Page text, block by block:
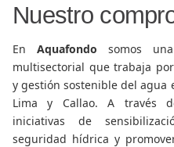
Nuestro
En Aquafondo somos
multisectorial que trabaja
y gestión sostenible del agua
Lima y Callao. A través
iniciativas de
seguridad hídrica y